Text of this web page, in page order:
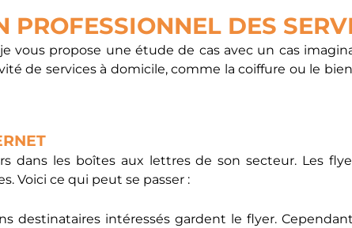
PROFESSIONNEL DES
vous propose une étude de cas avec un cas
de services à domicile, comme la coiffure ou le
dans les boîtes aux lettres de son secteur. Les
Voici ce qui peut se passer :
destinataires intéressés gardent le flyer.